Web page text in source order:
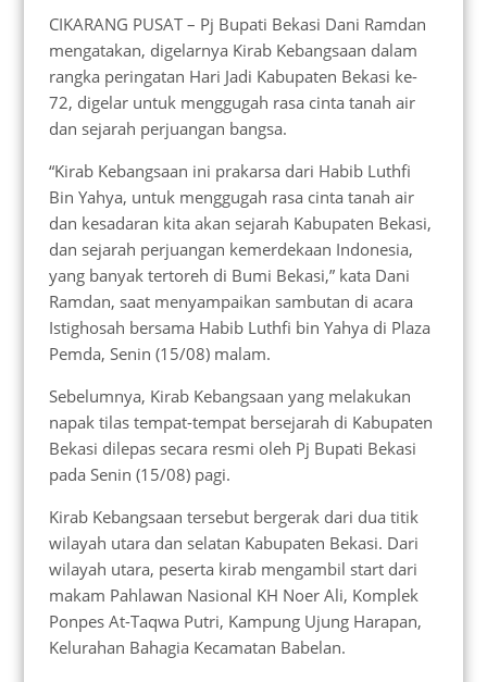
CIKARANG PUSAT – Pj Bupati Bekasi Dani Ramdan
mengatakan, digelarnya Kirab Kebangsaan dalam
rangka peringatan Hari Jadi Kabupaten Bekasi ke-
72, digelar untuk menggugah rasa cinta tanah air
dan sejarah perjuangan bangsa.
“Kirab Kebangsaan ini prakarsa dari Habib Luthfi
Bin Yahya, untuk menggugah rasa cinta tanah air
dan kesadaran kita akan sejarah Kabupaten Bekasi,
dan sejarah perjuangan kemerdekaan Indonesia,
yang banyak tertoreh di Bumi Bekasi,” kata Dani
Ramdan, saat menyampaikan sambutan di acara
Istighosah bersama Habib Luthfi bin Yahya di Plaza
Pemda, Senin (15/08) malam.
Sebelumnya, Kirab Kebangsaan yang melakukan
napak tilas tempat-tempat bersejarah di Kabupaten
Bekasi dilepas secara resmi oleh Pj Bupati Bekasi
pada Senin (15/08) pagi.
Kirab Kebangsaan tersebut bergerak dari dua titik
wilayah utara dan selatan Kabupaten Bekasi. Dari
wilayah utara, peserta kirab mengambil start dari
makam Pahlawan Nasional KH Noer Ali, Komplek
Ponpes At-Taqwa Putri, Kampung Ujung Harapan,
Kelurahan Bahagia Kecamatan Babelan.